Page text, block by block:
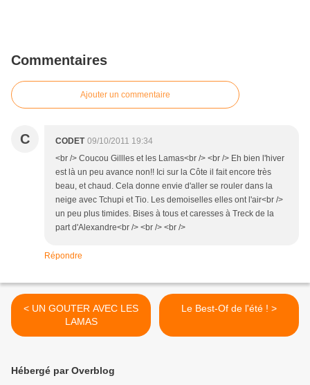
Commentaires
Ajouter un commentaire
C CODET 09/10/2011 19:34
<br /> Coucou Gillles et les Lamas<br /> <br /> Eh bien l'hiver
est là un peu avance non!! Ici sur la Côte il fait encore très
beau, et chaud. Cela donne envie d'aller se rouler dans la
neige avec Tchupi et Tio. Les demoiselles elles ont l'air<br />
un peu plus timides. Bises à tous et caresses à Treck de la
part d'Alexandre<br /> <br /> <br />
Répondre
< UN GOUTER AVEC LES
LAMAS
Le Best-Of de l'été ! >
Hébergé par Overblog